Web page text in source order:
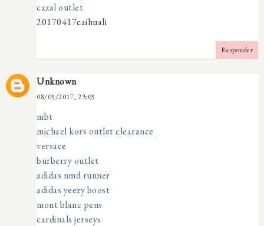
cazal outlet
20170417caihuali
Responder
Unknown
08/05/2017, 23:05
mbt
michael kors outlet clearance
versace
burberry outlet
adidas nmd runner
adidas yeezy boost
mont blanc pens
cardinals jerseys